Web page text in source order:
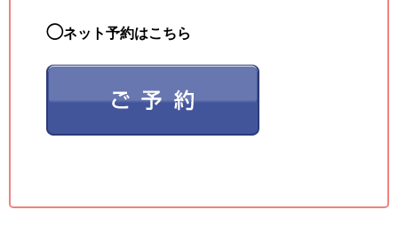
◯ネット予約はこちら